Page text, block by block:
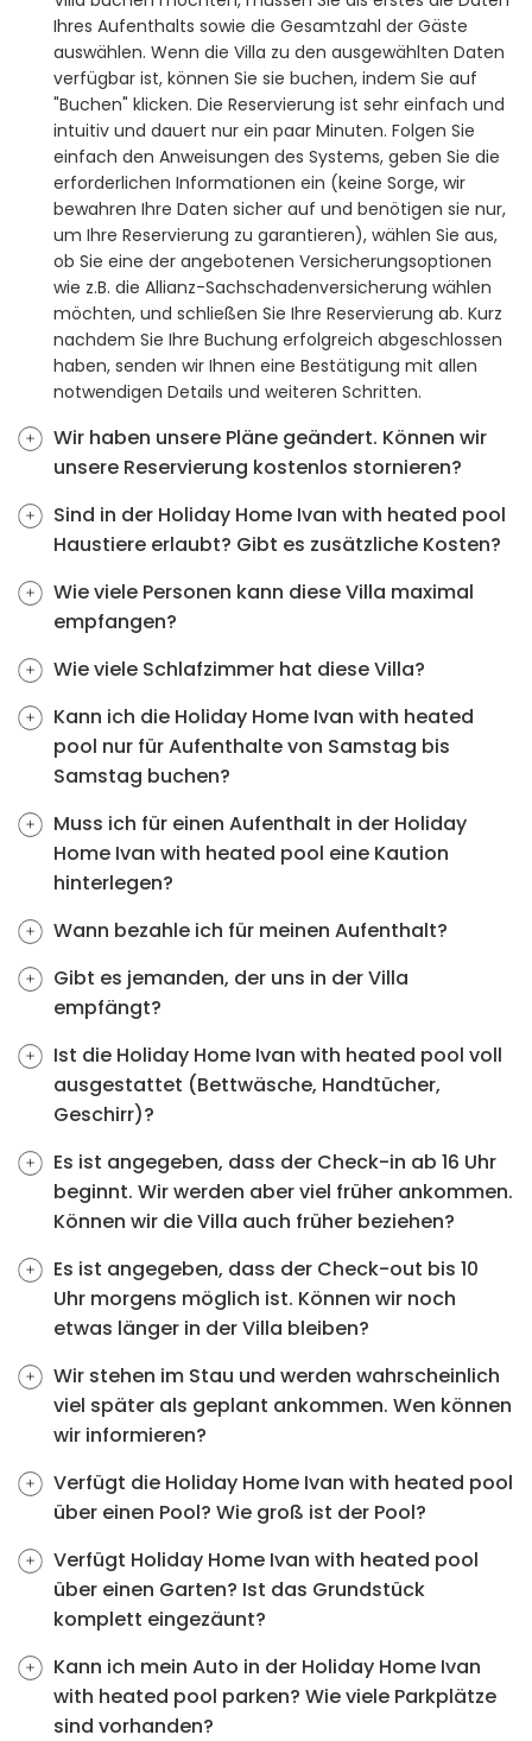
Ihres Aufenthalts sowie die Gesamtzahl der Gäste
auswählen. Wenn die Villa zu den ausgewählten Daten
verfügbar ist, können Sie sie buchen, indem Sie auf
"Buchen" klicken. Die Reservierung ist sehr einfach und
intuitiv und dauert nur ein paar Minuten. Folgen Sie
einfach den Anweisungen des Systems, geben Sie die
erforderlichen Informationen ein (keine Sorge, wir
bewahren Ihre Daten sicher auf und benötigen sie nur,
um Ihre Reservierung zu garantieren), wählen Sie aus,
ob Sie eine der angebotenen Versicherungsoptionen
wie z.B. die Allianz-Sachschadenversicherung wählen
möchten, und schließen Sie Ihre Reservierung ab. Kurz
nachdem Sie Ihre Buchung erfolgreich abgeschlossen
haben, senden wir Ihnen eine Bestätigung mit allen
notwendigen Details und weiteren Schritten.
Wir haben unsere Pläne geändert. Können wir
unsere Reservierung kostenlos stornieren?
Sind in der Holiday Home Ivan with heated pool
Haustiere erlaubt? Gibt es zusätzliche Kosten?
Wie viele Personen kann diese Villa maximal
empfangen?
Wie viele Schlafzimmer hat diese Villa?
Kann ich die Holiday Home Ivan with heated
pool nur für Aufenthalte von Samstag bis
Samstag buchen?
Muss ich für einen Aufenthalt in der Holiday
Home Ivan with heated pool eine Kaution
hinterlegen?
Wann bezahle ich für meinen Aufenthalt?
Gibt es jemanden, der uns in der Villa
empfängt?
Ist die Holiday Home Ivan with heated pool voll
ausgestattet (Bettwäsche, Handtücher,
Geschirr)?
Es ist angegeben, dass der Check-in ab 16 Uhr
beginnt. Wir werden aber viel früher ankommen.
Können wir die Villa auch früher beziehen?
Es ist angegeben, dass der Check-out bis 10
Uhr morgens möglich ist. Können wir noch
etwas länger in der Villa bleiben?
Wir stehen im Stau und werden wahrscheinlich
viel später als geplant ankommen. Wen können
wir informieren?
Verfügt die Holiday Home Ivan with heated pool
über einen Pool? Wie groß ist der Pool?
Verfügt Holiday Home Ivan with heated pool
über einen Garten? Ist das Grundstück
komplett eingezäunt?
Kann ich mein Auto in der Holiday Home Ivan
with heated pool parken? Wie viele Parkplätze
sind vorhanden?